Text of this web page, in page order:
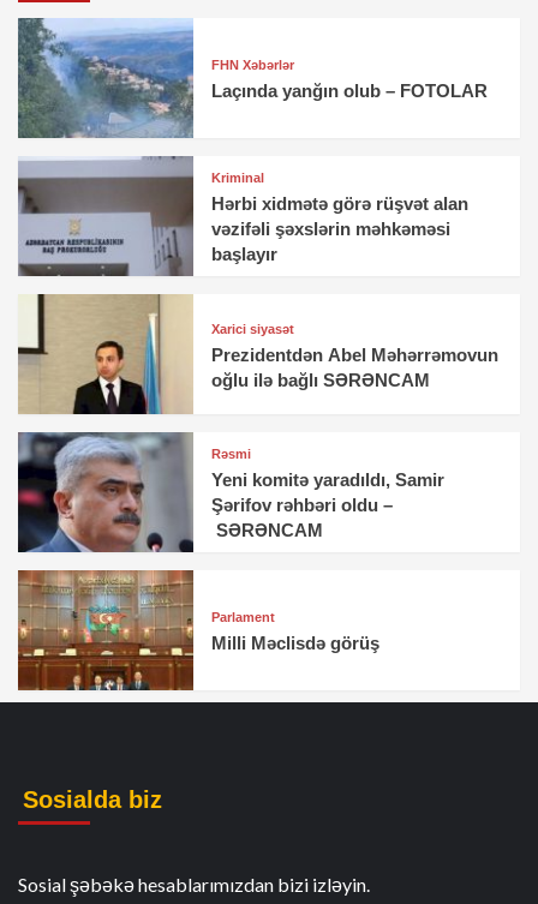
FHN Xəbərlər
Laçında yanğın olub – FOTOLAR
Kriminal
Hərbi xidmətə görə rüşvət alan
vəzifəli şəxslərin məhkəməsi
başlayır
Xarici siyasət
Prezidentdən Abel Məhərrəmovun
oğlu ilə bağlı SƏRƏNCAM
Rəsmi
Yeni komitə yaradıldı, Samir
Şərifov rəhbəri oldu –
SƏRƏNCAM
Parlament
Milli Məclisdə görüş
Sosialda biz
Sosial şəbəkə hesablarımızdan bizi izləyin.